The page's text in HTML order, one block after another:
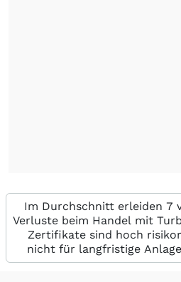
Im Durchschnitt erleiden 7
Verluste beim Handel mit
Zertifikate sind hoch
nicht für langfristige